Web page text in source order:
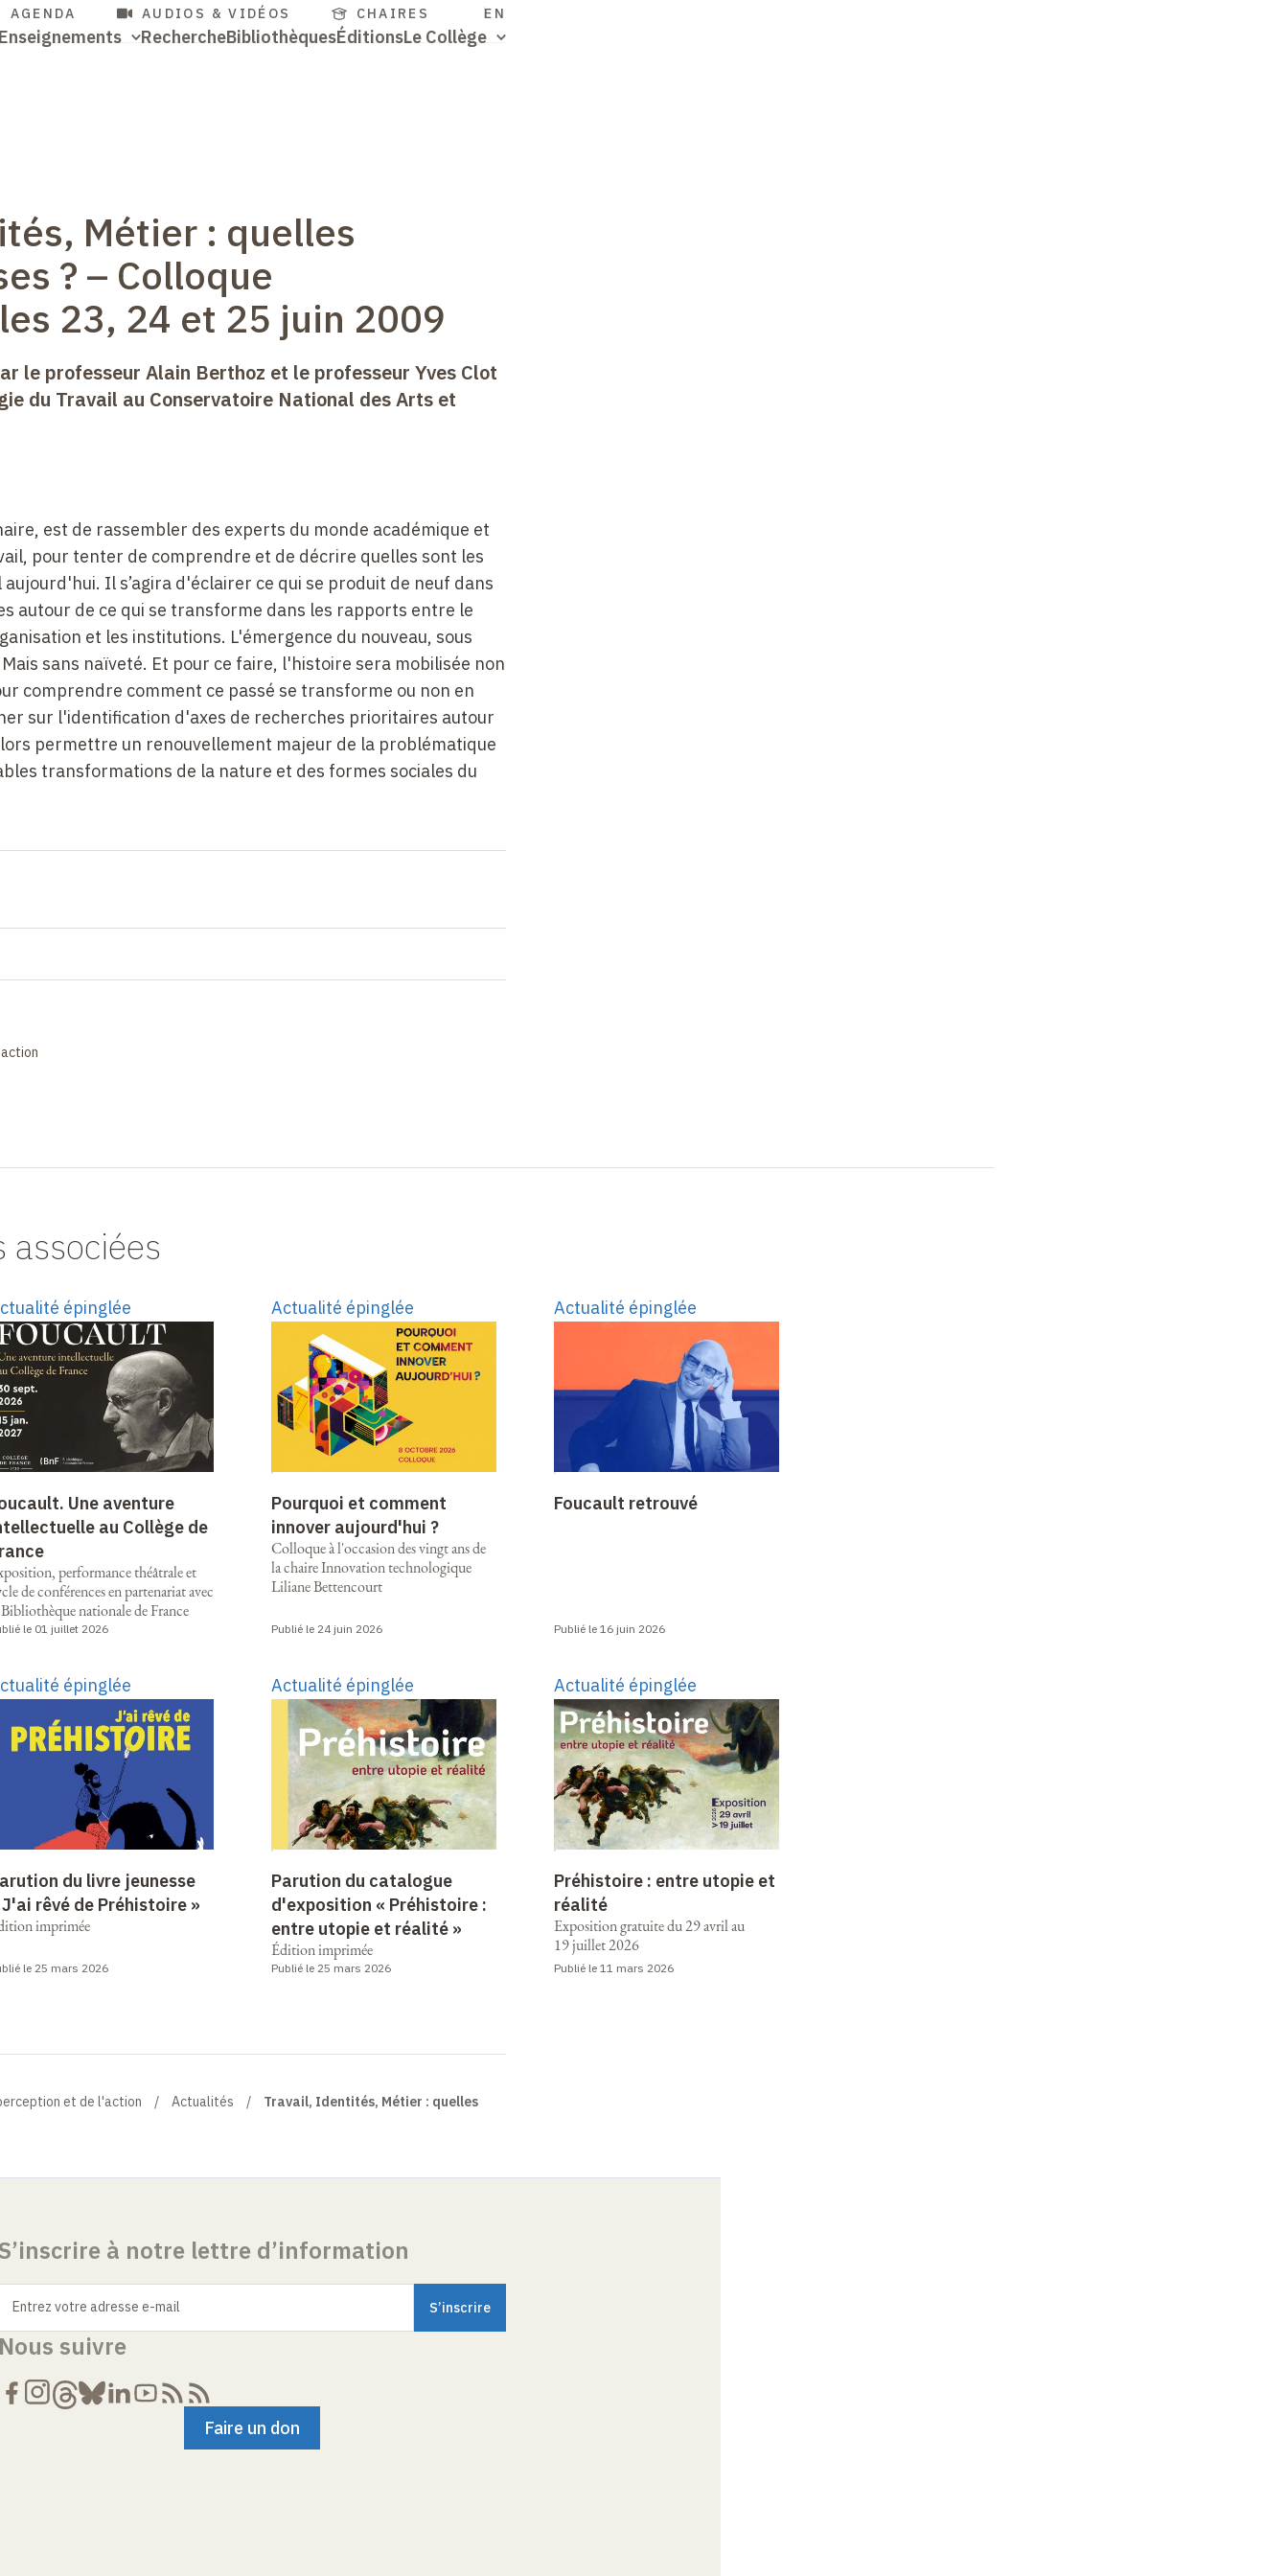
Aller
au
AGENDA AUDIOS & VIDÉOS CHAIRES EN
RechercheBibliothèquesÉditionsLe Collège
Métier : quelles
? – Colloque
23, 24 et 25 juin 2009
le professeur Alain Berthoz et le professeur Yves Clot
du Travail au Conservatoire National des Arts et
est de rassembler des experts du monde académique et
pour tenter de comprendre et de décrire quelles sont les
Il s’agira d'éclairer ce qui se produit de neuf dans
autour de ce qui se transforme dans les rapports entre le
et les institutions. L'émergence du nouveau, sous
sans naïveté. Et pour ce faire, l'histoire sera mobilisée non
comprendre comment ce passé se transforme ou non en
sur l'identification d'axes de recherches prioritaires autour
permettre un renouvellement majeur de la problématique
transformations de la nature et des formes sociales du
épinglée
Une aventure
au Collège de
performance théâtrale et
de conférences en partenariat avec
nationale de France
le 01 juillet 2026
Actualité épinglée
Pourquoi et comment
innover aujourd'hui ?
Colloque à l'occasion des vingt ans de
la chaire Innovation technologique
Liliane Bettencourt
Publié le 24 juin 2026
Actualité épinglée
Foucault retrouvé
Publié le 16 juin 2026
épinglée
du livre jeunesse
rêvé de Préhistoire »
imprimée
le 25 mars 2026
Actualité épinglée
Parution du catalogue
d'exposition « Préhistoire :
entre utopie et réalité »
Édition imprimée
Publié le 25 mars 2026
Actualité épinglée
Préhistoire : entre utopie et
réalité
Exposition gratuite du 29 avril au
19 juillet 2026
Publié le 11 mars 2026
et de l'action Actualités Travail, Identités, Métier : quelles
à notre lettre d’information
Entrez votre adresse e-mail
suivre
Faire un don